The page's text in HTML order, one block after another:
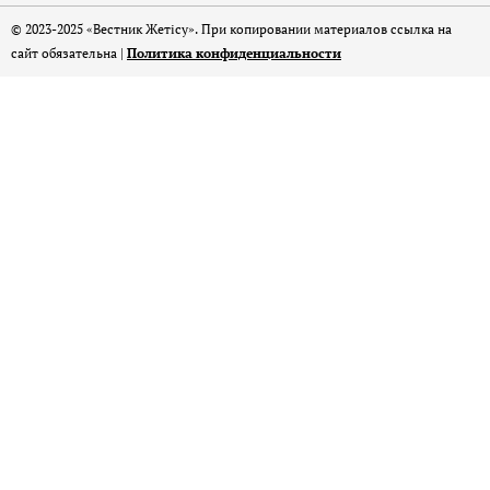
© 2023-2025 «Вестник Жетісу». При копировании материалов ссылка на
сайт обязательна | Политика конфиденциальности